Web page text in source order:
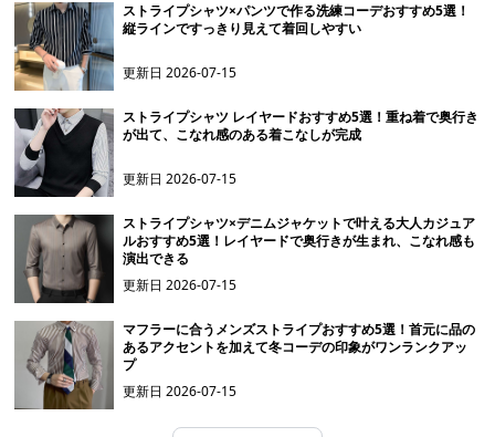
ストライプシャツ×パンツで作る洗練コーデおすすめ5選！
縦ラインですっきり見えて着回しやすい
更新日2026-07-15
ストライプシャツ レイヤードおすすめ5選！重ね着で奥行き
が出て、こなれ感のある着こなしが完成
更新日2026-07-15
ストライプシャツ×デニムジャケットで叶える大人カジュア
ルおすすめ5選！レイヤードで奥行きが生まれ、こなれ感も
演出できる
更新日2026-07-15
マフラーに合うメンズストライプおすすめ5選！首元に品の
あるアクセントを加えて冬コーデの印象がワンランクアッ
プ
更新日2026-07-15